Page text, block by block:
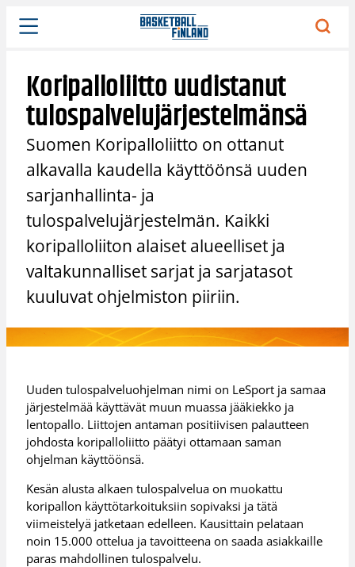
Siirry
sisältöön
Koripalloliitto uudistanut
tulospalvelujärjestelmänsä
Suomen Koripalloliitto on ottanut
alkavalla kaudella käyttöönsä uuden
sarjanhallinta- ja
tulospalvelujärjestelmän. Kaikki
koripalloliiton alaiset alueelliset ja
valtakunnalliset sarjat ja sarjatasot
kuuluvat ohjelmiston piiriin.
Uuden tulospalveluohjelman nimi on LeSport ja samaa
järjestelmää käyttävät muun muassa jääkiekko ja
lentopallo. Liittojen antaman positiivisen palautteen
johdosta koripalloliitto päätyi ottamaan saman
ohjelman käyttöönsä.
Kesän alusta alkaen tulospalvelua on muokattu
koripallon käyttötarkoituksiin sopivaksi ja tätä
viimeistelyä jatketaan edelleen. Kausittain pelataan
noin 15.000 ottelua ja tavoitteena on saada asiakkaille
paras mahdollinen tulospalvelu.